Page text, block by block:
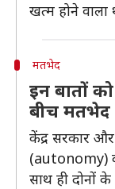
खत्म होने वाला
मतभेद
इन बातों
बीच मतभेद
केंद्र सरकार
(autonomy)
साथ ही दोनों